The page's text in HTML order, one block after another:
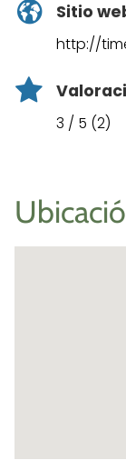
Sitio
http://
3 / 5 (2)